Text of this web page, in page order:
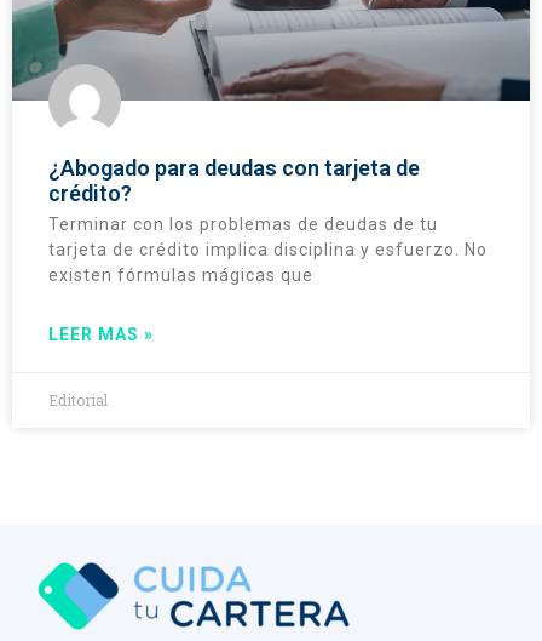
¿Abogado para deudas con tarjeta de
crédito?
Terminar con los problemas de deudas de tu
tarjeta de crédito implica disciplina y esfuerzo. No
existen fórmulas mágicas que
LEER MAS »
Editorial